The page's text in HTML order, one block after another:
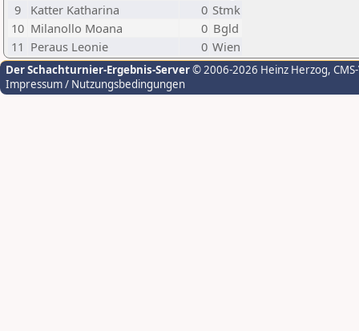
9
Katter Katharina 0 Stmk
10 Milanollo Moana 0 Bgld
11 Peraus Leonie 0 Wien
Der Schachturnier-Ergebnis-Server© 2006-2026 Heinz Herzog,
Impressum / Nutzungsbedingungen